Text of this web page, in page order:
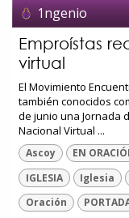
1ngenio
Emproístas
virtual
El Movimiento
también conocidos
de junio una Jornada
Nacional Virtual ...
Ascoy EN
IGLESIA
Iglesia
Oración